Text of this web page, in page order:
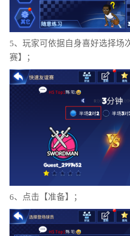
5、玩家可依据自身喜好选择场
赛】；
6、点击【准备】；